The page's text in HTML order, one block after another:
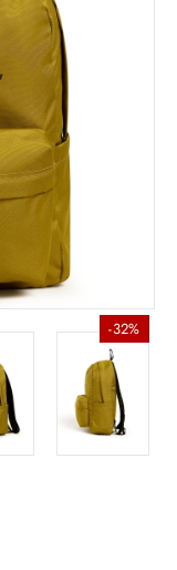
-32%